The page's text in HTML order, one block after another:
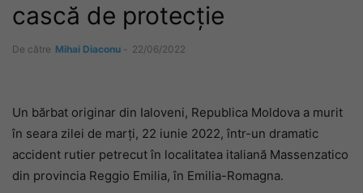
cască de protecție
De către Mihai Diaconu - 22/06/2022
Un bărbat originar din Ialoveni, Republica Moldova a murit
în seara zilei de marți, 22 iunie 2022, într-un dramatic
accident rutier petrecut în localitatea italiană Massenzatico
din provincia Reggio Emilia, în Emilia-Romagna.